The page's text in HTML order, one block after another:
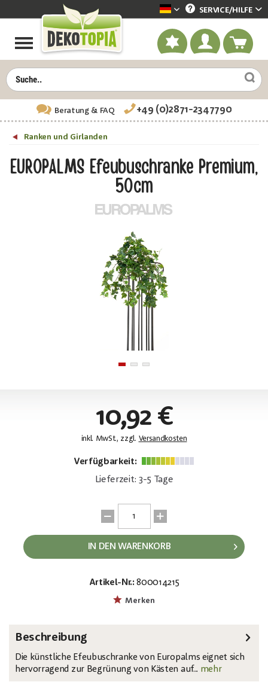
Dekotopia deutsch
SERVICE/HILFE
Beratung& FAQ +49 (0)2871-2347790
Ranken und Girlanden
EUROPALMS Efeubuschranke Premium,
50cm
10,92 €
inkl. MwSt., zzgl. Versandkosten
Verfügbarkeit:
Lieferzeit: 3-5 Tage
IN DEN WARENKORB
Artikel-Nr.: 800014215
Merken
Beschreibung
Die künstliche Efeubuschranke von Europalms eignet sich
hervorragend zur Begrünung von Kästen auf... mehr